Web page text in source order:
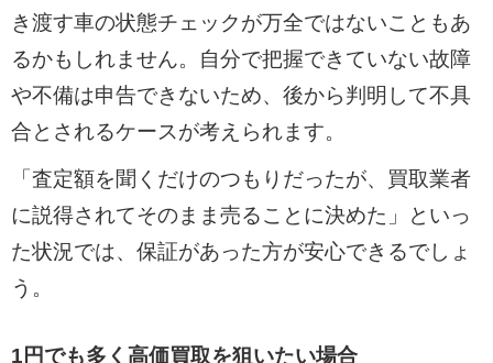
き渡す車の状態チェックが万全ではないこともあ
るかもしれません。自分で把握できていない故障
や不備は申告できないため、後から判明して不具
合とされるケースが考えられます。
「査定額を聞くだけのつもりだったが、買取業者
に説得されてそのまま売ることに決めた」といっ
た状況では、保証があった方が安心できるでしょ
う。
1円でも多く高価買取を狙いたい場合